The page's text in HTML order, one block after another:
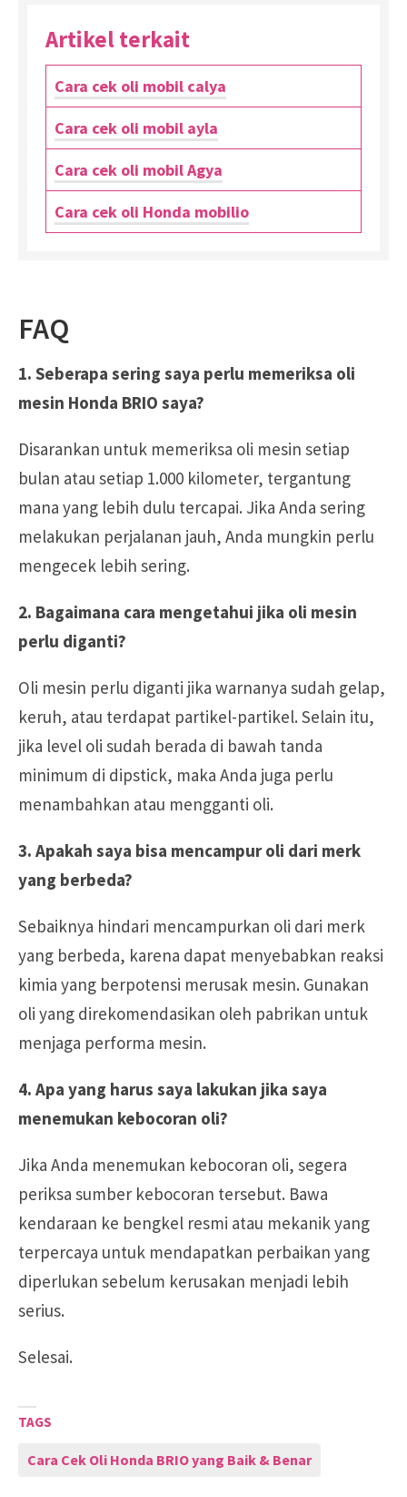
Artikel terkait
Cara cek oli mobil calya
Cara cek oli mobil ayla
Cara cek oli mobil Agya
Cara cek oli Honda mobilio
FAQ
1. Seberapa sering saya perlu memeriksa oli
mesin Honda BRIO saya?
Disarankan untuk memeriksa oli mesin setiap
bulan atau setiap 1.000 kilometer, tergantung
mana yang lebih dulu tercapai. Jika Anda sering
melakukan perjalanan jauh, Anda mungkin perlu
mengecek lebih sering.
2. Bagaimana cara mengetahui jika oli mesin
perlu diganti?
Oli mesin perlu diganti jika warnanya sudah gelap,
keruh, atau terdapat partikel-partikel. Selain itu,
jika level oli sudah berada di bawah tanda
minimum di dipstick, maka Anda juga perlu
menambahkan atau mengganti oli.
3. Apakah saya bisa mencampur oli dari merk
yang berbeda?
Sebaiknya hindari mencampurkan oli dari merk
yang berbeda, karena dapat menyebabkan reaksi
kimia yang berpotensi merusak mesin. Gunakan
oli yang direkomendasikan oleh pabrikan untuk
menjaga performa mesin.
4. Apa yang harus saya lakukan jika saya
menemukan kebocoran oli?
Jika Anda menemukan kebocoran oli, segera
periksa sumber kebocoran tersebut. Bawa
kendaraan ke bengkel resmi atau mekanik yang
terpercaya untuk mendapatkan perbaikan yang
diperlukan sebelum kerusakan menjadi lebih
serius.
Selesai.
TAGS
Cara Cek Oli Honda BRIO yang Baik & Benar